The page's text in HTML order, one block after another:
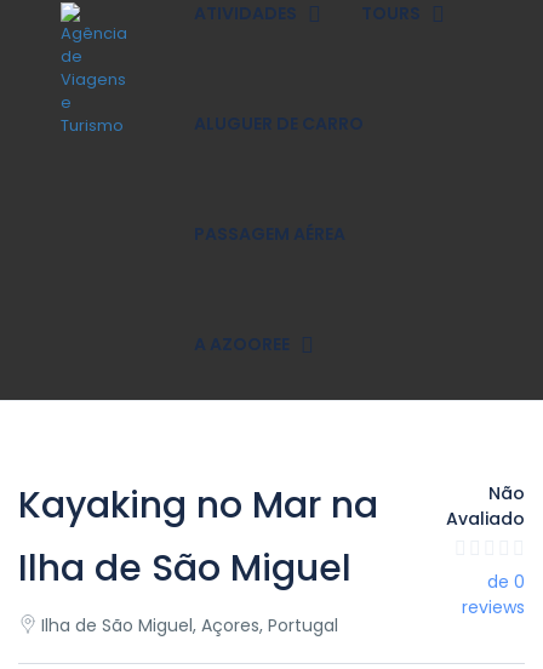
ATIVIDADES TOURS
ALUGUER DE CARRO
PASSAGEM AÉREA
A AZOOREE
Kayaking no Mar na
Ilha de São Miguel
Ilha de São Miguel, Açores, Portugal
Não
Avaliado
de 0
reviews